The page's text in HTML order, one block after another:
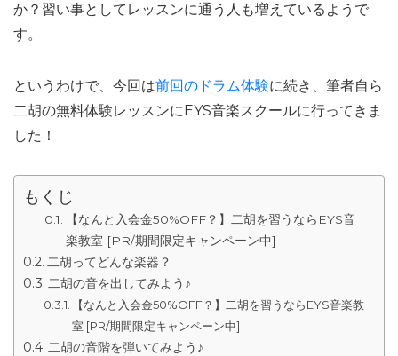
か？習い事としてレッスンに通う人も増えているようで
す。
というわけで、今回は前回のドラム体験に続き、筆者自ら
二胡の無料体験レッスンにEYS音楽スクールに行ってきま
した！
もくじ
【なんと入会金50%OFF？】二胡を習うならEYS音
楽教室 [PR/期間限定キャンペーン中]
二胡ってどんな楽器？
二胡の音を出してみよう♪
【なんと入会金50%OFF？】二胡を習うならEYS音楽教
室 [PR/期間限定キャンペーン中]
二胡の音階を弾いてみよう♪